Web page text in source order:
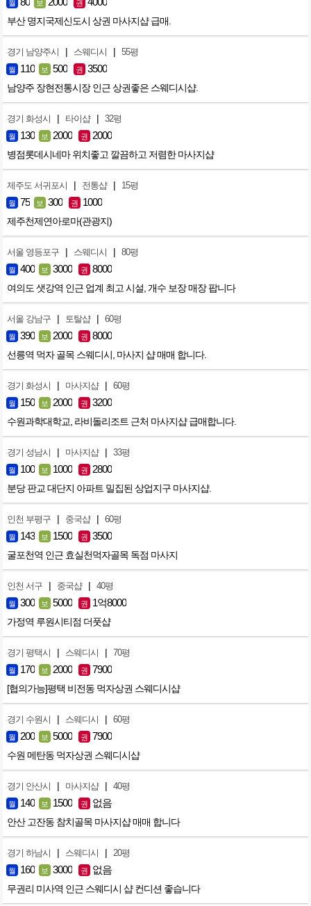
월 보 권
부산 명지국제신도시 상권 마사지샵 급매.
경기 남양주시 | 스웨디시 | 55평
월 110 보 500 권 3500
남양주 장현전통시장 인근 상권좋은 스웨디시샵.
경기 화성시 | 타이샵 | 32평
월 130 보 2000 권 2000
병점롯데시네마 위치좋고 깔끔하고 저렴한 마사지샵
제주도 서귀포시 | 전통샵 | 15평
월 75 보 300 권 1000
제주천제연아로마(관광지)
서울 영등포구 | 스웨디시 | 80평
월 400 보 3000 권 8000
여의도 샛강역 인근 업계 최고 시설, 개수 보장 매장 팝니다
서울 강남구 | 토탈샵 | 60평
월 390 보 2000 권 8000
선릉역 먹자 골목 스웨디시, 마사지 샵 매매 합니다.
경기 화성시 | 마사지샵 | 60평
월 150 보 2000 권 3200
수원과학대학교, 라비돌리조트 근처 마사지샵 급매합니다.
경기 성남시 | 마사지샵 | 33평
월 100 보 1000 권 2800
분당 판교 대단지 아파트 밀집된 상업지구 마사지샵.
인천 부평구 | 중국샵 | 60평
월 143 보 1500 권 3500
굴포천역 인근 효실천먹자골목 독점 마사지
인천 서구 | 중국샵 | 40평
월 300 보 5000 권 1억8000
가정역 루원시티점 더풋샵
경기 평택시 | 스웨디시 | 70평
월 170 보 2000 권 7900
[협의가능]평택 비전동 먹자상권 스웨디시샵
경기 수원시 | 스웨디시 | 60평
월 200 보 5000 권 7900
수원 메탄동 먹자상권 스웨디시샵
경기 안산시 | 마사지샵 | 40평
월 140 보 1500 권 없음
안산 고잔동 참치골목 마사지샵 매매 합니다
경기 하남시 | 스웨디시 | 20평
월 160 보 3000 권 없음
무권리 미사역 인근 스웨디시 샵 컨디션 좋습니다